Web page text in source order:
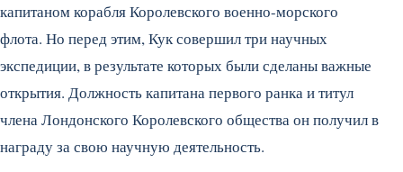
капитаном корабля Королевского военно-морского
флота. Но перед этим, Кук совершил три научных
экспедиции, в результате которых были сделаны важные
открытия. Должность капитана первого ранка и титул
члена Лондонского Королевского общества он получил в
награду за свою научную деятельность.